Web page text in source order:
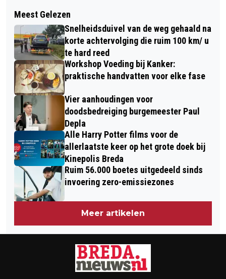
SLACHTOFFERS FATBIKE-ONGELUK
HEERBAAN BREDA 8 EN 13 JAAR OUD
MEERDERE AANHOUDINGEN IN BREDA
NOORD VANWEGE HANDEL
SOFTDRUGS EN ROOKWAREN
Meest Gelezen
Snelheidsduivel van de weg gehaald na
korte achtervolging die ruim 100 km/ u
te hard reed
Workshop Voeding bij Kanker:
praktische handvatten voor elke fase
Vier aanhoudingen voor
doodsbedreiging burgemeester Paul
Depla
Alle Harry Potter films voor de
allerlaatste keer op het grote doek bij
Kinepolis Breda
Ruim 56.000 boetes uitgedeeld sinds
invoering zero-emissiezones
Meer artikelen